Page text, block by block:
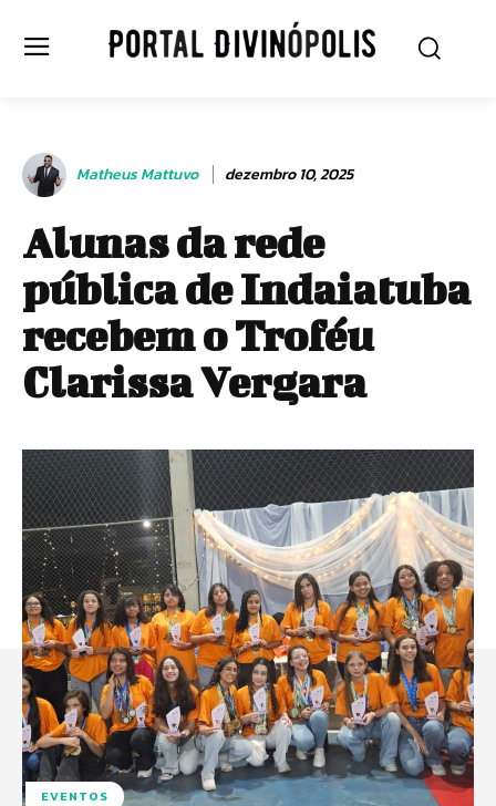
Matheus Mattuvo dezembro 10, 2025
Alunas da rede
pública de Indaiatuba
recebem o Troféu
Clarissa Vergara
EVENTOS